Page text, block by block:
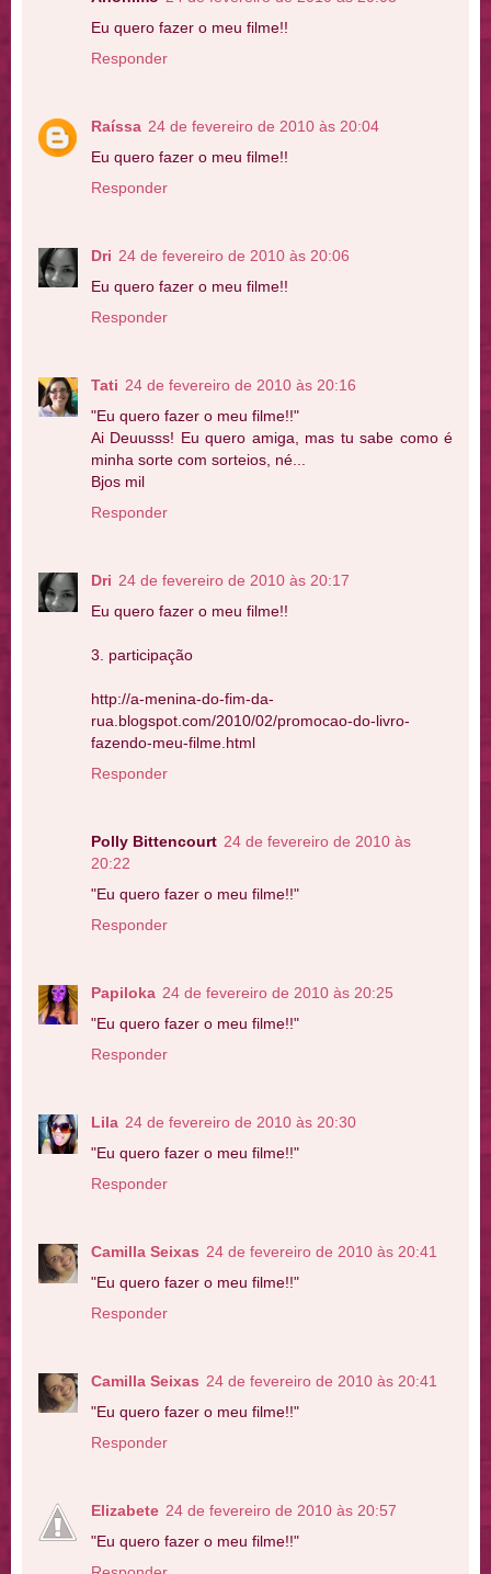
Eu quero fazer o meu filme!!
Responder
Raíssa 24 de fevereiro de 2010 às 20:04
Eu quero fazer o meu filme!!
Responder
Dri 24 de fevereiro de 2010 às 20:06
Eu quero fazer o meu filme!!
Responder
Tati 24 de fevereiro de 2010 às 20:16
"Eu quero fazer o meu filme!!"
Ai Deuusss! Eu quero amiga, mas tu sabe como é
minha sorte com sorteios, né...
Bjos mil
Responder
Dri 24 de fevereiro de 2010 às 20:17
Eu quero fazer o meu filme!!
3. participação
http://a-menina-do-fim-da-
rua.blogspot.com/2010/02/promocao-do-livro-
fazendo-meu-filme.html
Responder
Polly Bittencourt 24 de fevereiro de 2010 às
20:22
"Eu quero fazer o meu filme!!"
Responder
Papiloka 24 de fevereiro de 2010 às 20:25
"Eu quero fazer o meu filme!!"
Responder
Lila 24 de fevereiro de 2010 às 20:30
"Eu quero fazer o meu filme!!"
Responder
Camilla Seixas 24 de fevereiro de 2010 às 20:41
"Eu quero fazer o meu filme!!"
Responder
Camilla Seixas 24 de fevereiro de 2010 às 20:41
"Eu quero fazer o meu filme!!"
Responder
Elizabete 24 de fevereiro de 2010 às 20:57
"Eu quero fazer o meu filme!!"